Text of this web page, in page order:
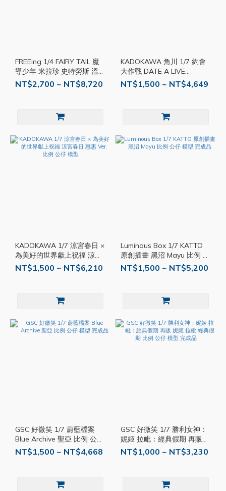
FREEing 1/4 FAIRY TAIL 魔
導少年 米拉珍·史特勞斯 溫蒂
·瑪貝爾 兔女郎 Ver. 公仔 模
NT$2,700 ~ NT$8,720
KADOKAWA 角川 1/7 約會
大作戰 DATE A LIVE
Fantasia 30週年紀念企劃 夜
刀神十香 靈裝 比例 公仔 模
NT$1,500 ~ NT$4,649
KADOKAWA 1/7 涼宮春日 ×
為美好的世界獻上祝福 涼宮
春日 惠惠 Ver. 比例 公仔 模
NT$1,500 ~ NT$6,210
Luminous Box 1/7 KATTO
原創插畫 黑沼 Mayu 比例 公
仔 模型 完成品
NT$1,500 ~ NT$5,200
GSC 好微笑 1/7 蔚藍檔案
Blue Archive 聖亞 比例 公仔
模型 完成品
NT$1,500 ~ NT$4,668
GSC 好微笑 1/7 勝利女神：
妮姬 拉毗：經典假期 再販
妮姬 拉毗 經典假期 比例 公
仔 模型 完成品
NT$1,000 ~ NT$3,230